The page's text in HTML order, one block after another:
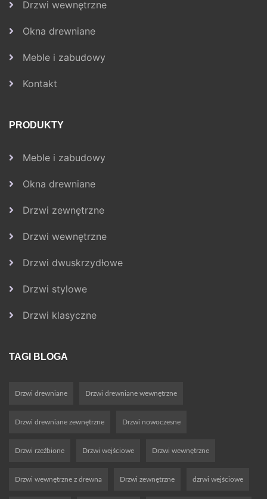
Drzwi wewnętrzne
Okna drewniane
Meble i zabudowy
Kontakt
PRODUKTY
Meble i zabudowy
Okna drewniane
Drzwi zewnętrzne
Drzwi wewnętrzne
Drzwi dwuskrzydłowe
Drzwi stylowe
Drzwi klasyczne
TAGI BLOGA
Drzwi drewniane Drzwi drewniane wewnętrzne
Drzwi drewniane zewnętrzne Drzwi nowoczesne
Drzwi rzeźbione Drzwi wejściowe Drzwi wewnętrzne
Drzwi wewnętrzne z drewna Drzwi zewnętrzne dzrwi wejściowe